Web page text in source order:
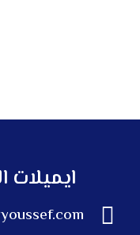
ايميلات